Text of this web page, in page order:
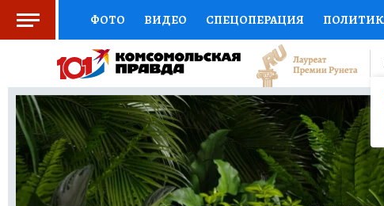
ФОТО ВИДЕО СПЕЦОПЕРАЦИЯ
СОЦПОДДЕРЖКА НАУКА СПОРТ
ВЫБОР ЭКСПЕРТОВ ДОКТОР ФИНАНСЫ
КНИЖНАЯ ПОЛКА ПРОГНОЗЫ НА СПОРТ
ПРЕСС-ЦЕНТР НЕДВИЖИМОСТЬ